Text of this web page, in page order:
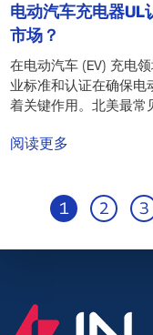
电动汽车充电器UL
市场？
在电动汽车 (EV) 充电
业标准和认证在确保电
着关键作用。北美最常
阅读更多
1 2 3